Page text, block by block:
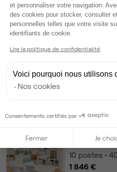
Dispo
Modifier
10 postes •
1 846 €
et personnaliser votre navigation.
des cookies pour stocker, consulter
personnelles telles que votre visite
identifiants de cookie.
Lire la politique de confidentialité
Voici pourquoi nous utilisons
Nos cookies
Consentements certifiés par
Fermer Je